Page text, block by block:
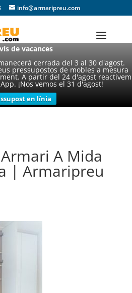
de vacances
cerrada del 3 al 30 d'agost.
pressupostos de mobles a mesura
A partir del 24 d'agost reactivem
¡Nos vemos el 31 d'agost!
en línia
info@armaripreu.com
A Mida
| Armaripreu